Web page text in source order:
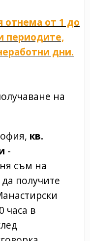
отнема от 1 до
периодите,
дни.
на
кв.
-
съм на
получите
часа в